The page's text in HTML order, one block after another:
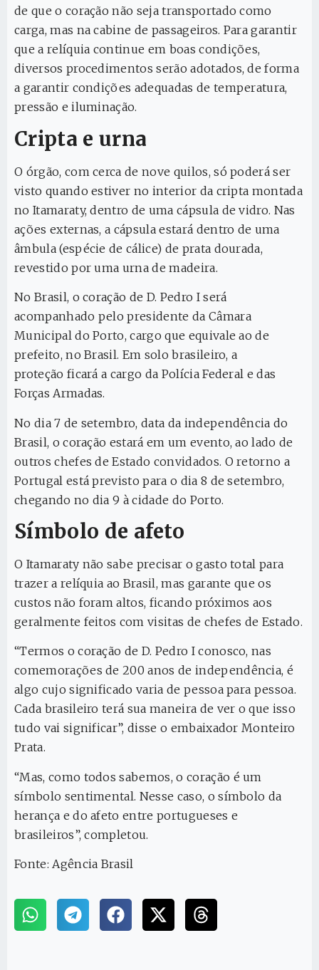
de que o coração não seja transportado como
carga, mas na cabine de passageiros. Para garantir
que a relíquia continue em boas condições,
diversos procedimentos serão adotados, de forma
a garantir condições adequadas de temperatura,
pressão e iluminação.
Cripta e urna
O órgão, com cerca de nove quilos, só poderá ser
visto quando estiver no interior da cripta montada
no Itamaraty, dentro de uma cápsula de vidro. Nas
ações externas, a cápsula estará dentro de uma
âmbula (espécie de cálice) de prata dourada,
revestido por uma urna de madeira.
No Brasil, o coração de D. Pedro I será
acompanhado pelo presidente da Câmara
Municipal do Porto, cargo que equivale ao de
prefeito, no Brasil. Em solo brasileiro, a
proteção ficará a cargo da Polícia Federal e das
Forças Armadas.
No dia 7 de setembro, data da independência do
Brasil, o coração estará em um evento, ao lado de
outros chefes de Estado convidados. O retorno a
Portugal está previsto para o dia 8 de setembro,
chegando no dia 9 à cidade do Porto.
Símbolo de afeto
O Itamaraty não sabe precisar o gasto total para
trazer a relíquia ao Brasil, mas garante que os
custos não foram altos, ficando próximos aos
geralmente feitos com visitas de chefes de Estado.
“Termos o coração de D. Pedro I conosco, nas
comemorações de 200 anos de independência, é
algo cujo significado varia de pessoa para pessoa.
Cada brasileiro terá sua maneira de ver o que isso
tudo vai significar”, disse o embaixador Monteiro
Prata.
“Mas, como todos sabemos, o coração é um
símbolo sentimental. Nesse caso, o símbolo da
herança e do afeto entre portugueses e
brasileiros”, completou.
Fonte: Agência Brasil